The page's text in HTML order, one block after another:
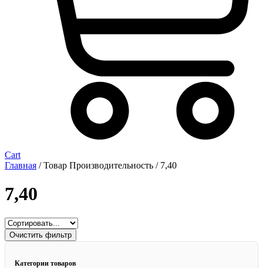
Cart
Главная / Товар Производительность / 7,40
7,40
Очистить фильтр
Категории товаров